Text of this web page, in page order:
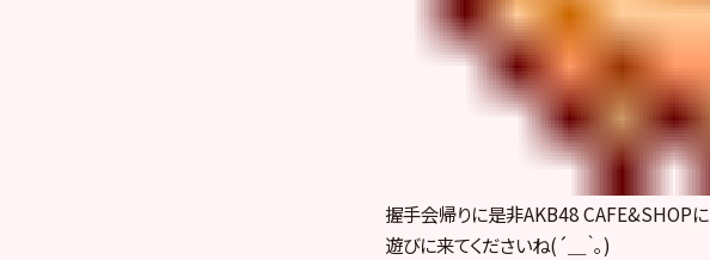
握手会帰りに是非AKB48 CAFE&SHOPに
遊びに来てくださいね(´＿｀｡)